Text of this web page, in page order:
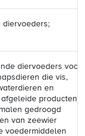
diervoeders;
diervoeders voor
die vis,
en
producten
gedroogd
van zeewier
voedermiddelen